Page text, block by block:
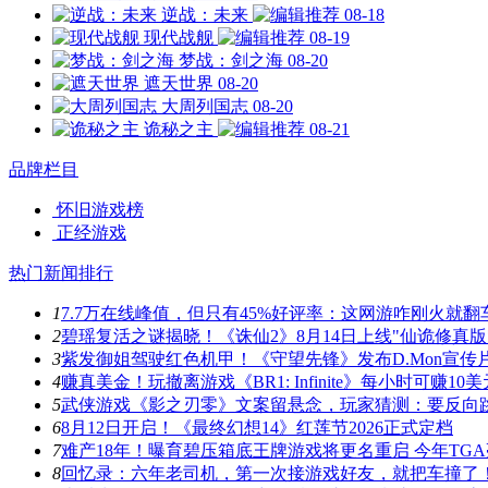
逆战：未来
08-18
现代战舰
08-19
梦战：剑之海 08-20
遮天世界 08-20
大周列国志 08-20
诡秘之主
08-21
品牌栏目
怀旧游戏榜
正经游戏
热门新闻排行
17.7万在线峰值，但只有45%好评率：这网游咋刚火就翻
2碧瑶复活之谜揭晓！《诛仙2》8月14日上线"仙诡修真
3紫发御姐驾驶红色机甲！《守望先锋》发布D.Mon宣传
4赚真美金！玩撤离游戏《BR1: Infinite》每小时可赚10美
5武侠游戏《影之刃零》文案留悬念，玩家猜测：要反向
68月12日开启！《最终幻想14》红莲节2026正式定档
7难产18年！曝育碧压箱底王牌游戏将更名重启 今年
8回忆录：六年老司机，第一次接游戏好友，就把车撞了！